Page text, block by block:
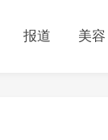
报道 美容